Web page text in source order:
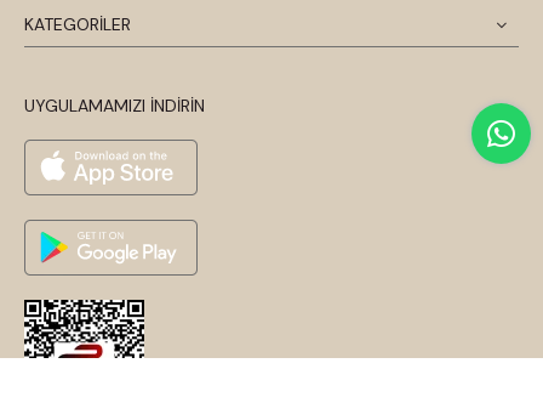
KATEGORİLER
UYGULAMAMIZI İNDİRİN